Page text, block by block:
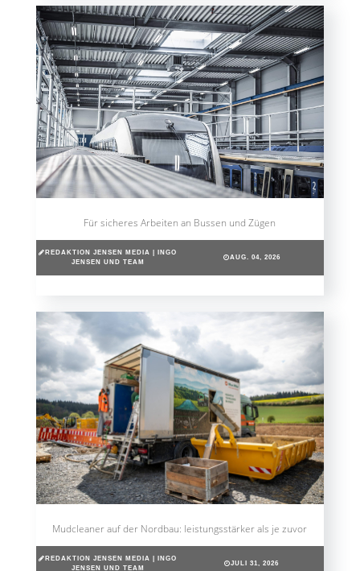
Für sicheres Arbeiten an Bussen und Zügen
REDAKTION JENSEN MEDIA | INGO
JENSEN UND TEAM
AUG. 04, 2026
Mudcleaner auf der Nordbau: leistungsstärker als je zuvor
REDAKTION JENSEN MEDIA | INGO
JENSEN UND TEAM
JULI 31, 2026